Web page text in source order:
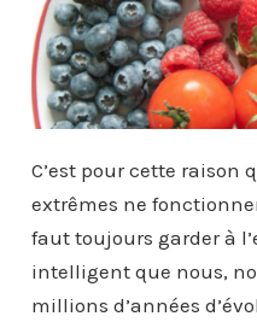
C’est pour cette raison
extrêmes ne
faut toujours garder à
intelligent que nous,
millions d’années